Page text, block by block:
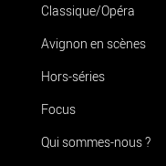
Classique/Opéra
Avignon en scènes
Hors-séries
Focus
Qui sommes-nous ?